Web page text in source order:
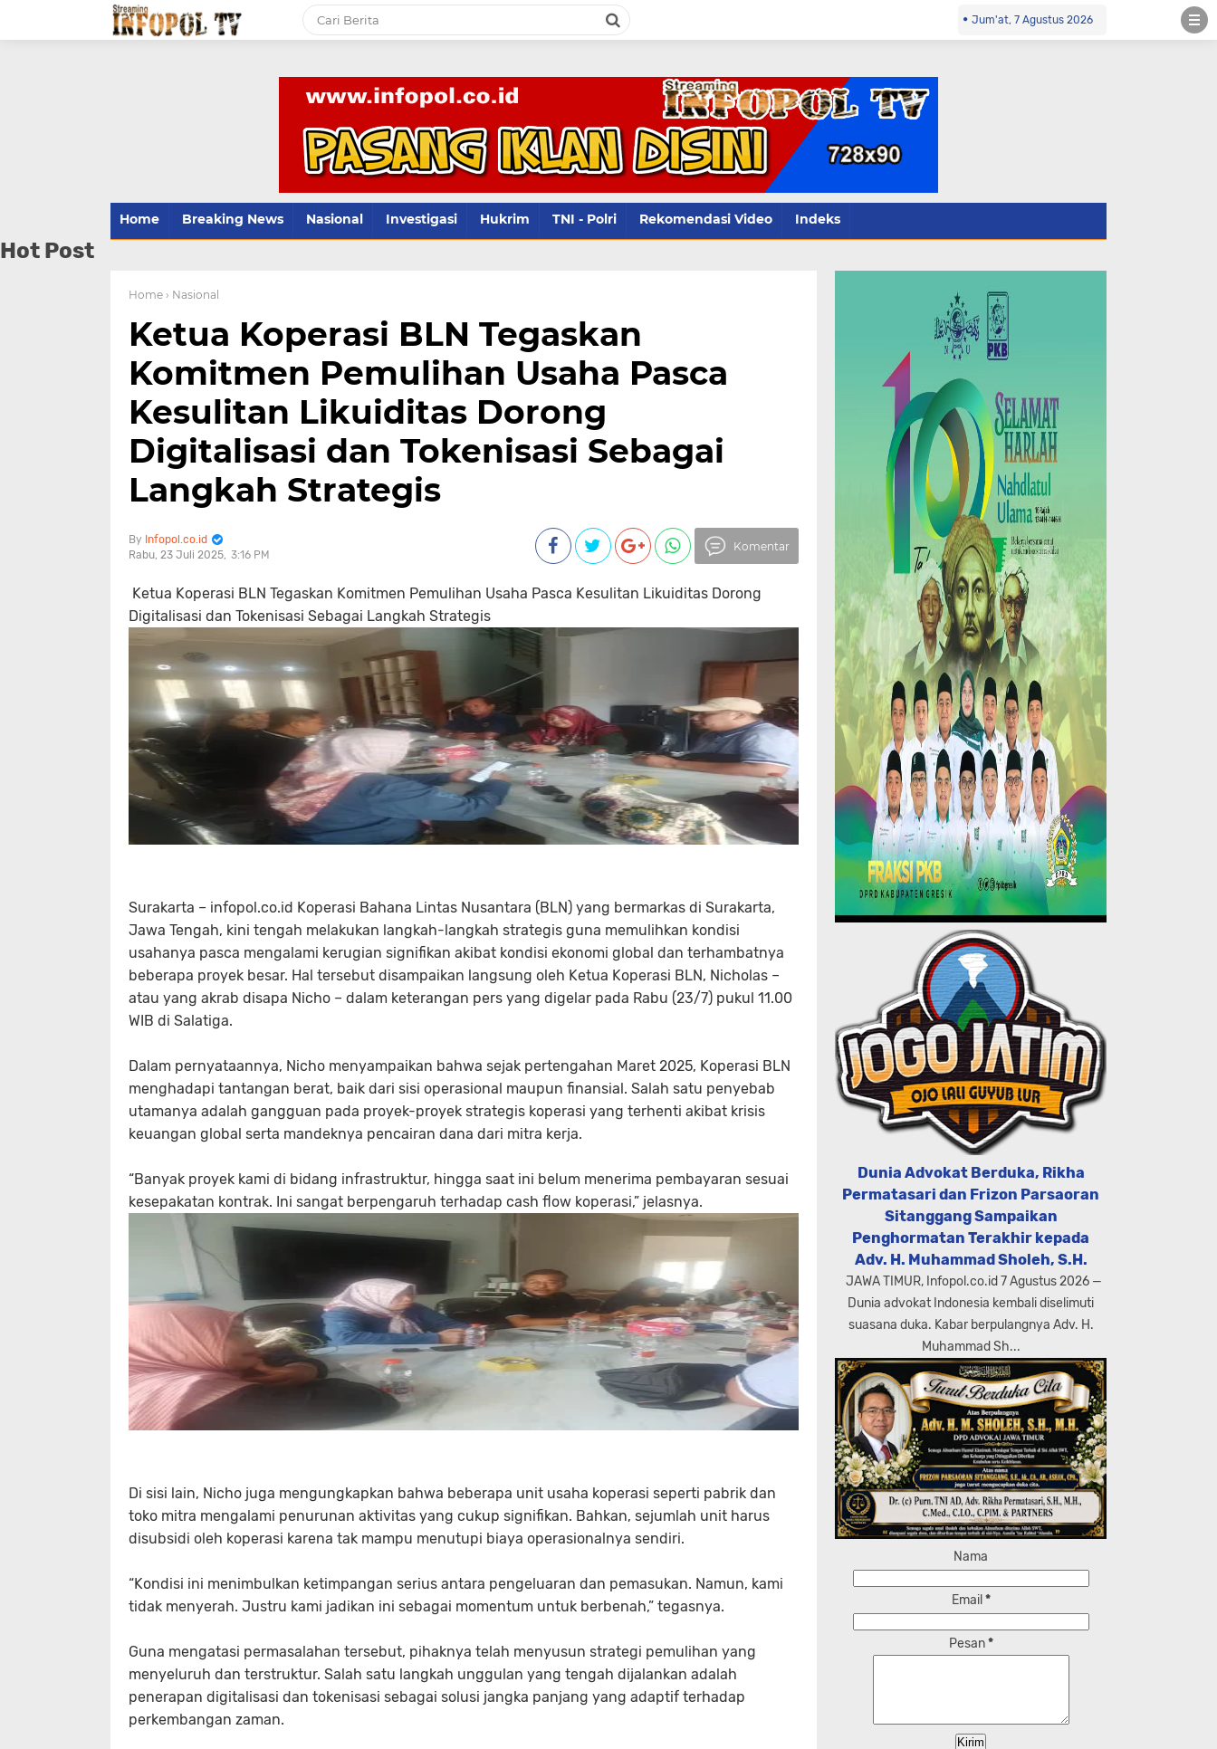
Jum'at, 7 Agustus 2026
Home Breaking News Nasional Investigasi Hukrim TNI - Polri Rekomendasi Video Indeks
Hot Post
Home › Nasional
Ketua Koperasi BLN Tegaskan
Komitmen Pemulihan Usaha Pasca
Kesulitan Likuiditas Dorong
Digitalisasi dan Tokenisasi Sebagai
Langkah Strategis
Infopol.co.id
Rabu, 23 Juli 2025 3:16 PM
Komentar
Ketua Koperasi BLN Tegaskan Komitmen Pemulihan Usaha Pasca Kesulitan Likuiditas Dorong
Digitalisasi dan Tokenisasi Sebagai Langkah Strategis
Surakarta – infopol.co.id Koperasi Bahana Lintas Nusantara (BLN) yang bermarkas di Surakarta,
Jawa Tengah, kini tengah melakukan langkah-langkah strategis guna memulihkan kondisi
usahanya pasca mengalami kerugian signifikan akibat kondisi ekonomi global dan terhambatnya
beberapa proyek besar. Hal tersebut disampaikan langsung oleh Ketua Koperasi BLN, Nicholas –
atau yang akrab disapa Nicho – dalam keterangan pers yang digelar pada Rabu (23/7) pukul 11.00
WIB di Salatiga.
Dalam pernyataannya, Nicho menyampaikan bahwa sejak pertengahan Maret 2025, Koperasi BLN
menghadapi tantangan berat, baik dari sisi operasional maupun finansial. Salah satu penyebab
utamanya adalah gangguan pada proyek-proyek strategis koperasi yang terhenti akibat krisis
keuangan global serta mandeknya pencairan dana dari mitra kerja.
“Banyak proyek kami di bidang infrastruktur, hingga saat ini belum menerima pembayaran sesuai
kesepakatan kontrak. Ini sangat berpengaruh terhadap cash flow koperasi,” jelasnya.
Di sisi lain, Nicho juga mengungkapkan bahwa beberapa unit usaha koperasi seperti pabrik dan
toko mitra mengalami penurunan aktivitas yang cukup signifikan. Bahkan, sejumlah unit harus
disubsidi oleh koperasi karena tak mampu menutupi biaya operasionalnya sendiri.
“Kondisi ini menimbulkan ketimpangan serius antara pengeluaran dan pemasukan. Namun, kami
tidak menyerah. Justru kami jadikan ini sebagai momentum untuk berbenah,” tegasnya.
Guna mengatasi permasalahan tersebut, pihaknya telah menyusun strategi pemulihan yang
menyeluruh dan terstruktur. Salah satu langkah unggulan yang tengah dijalankan adalah
penerapan digitalisasi dan tokenisasi sebagai solusi jangka panjang yang adaptif terhadap
perkembangan zaman.
Dunia Advokat Berduka, Rikha
Permatasari dan Frizon Parsaoran
Sitanggang Sampaikan
Penghormatan Terakhir kepada
Adv. H. Muhammad Sholeh, S.H.
JAWA TIMUR, Infopol.co.id 7 Agustus 2026 —
Dunia advokat Indonesia kembali diselimuti
suasana duka. Kabar berpulangnya Adv. H.
Muhammad Sh...
Nama
Email *
Pesan*